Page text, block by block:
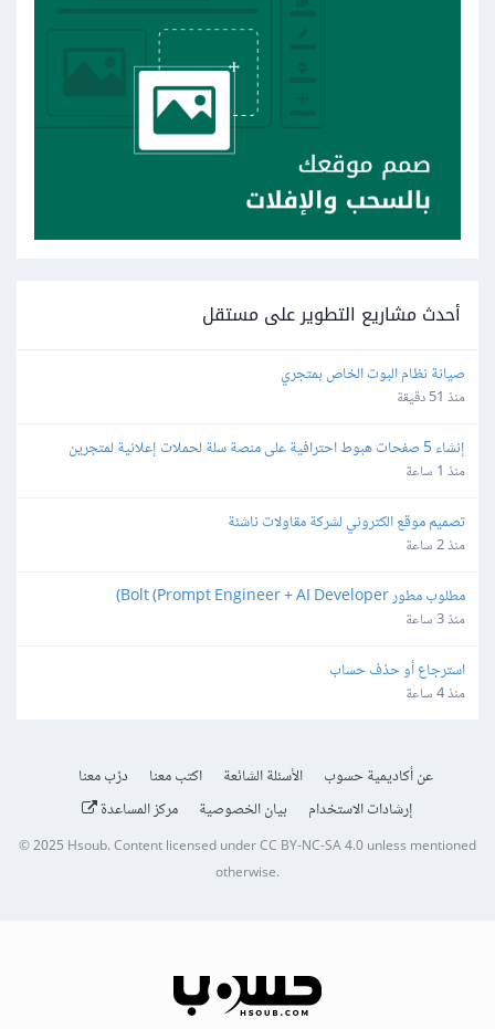
أحدث مشاريع التطوير على مستقل
صيانة نظام البوت الخاص بمتجري
منذ 51 دقيقة
إنشاء 5 صفحات هبوط احترافية على منصة سلة لحملات إعلانية لمتجرين
منذ 1 ساعة
تصميم موقع الكتروني لشركة مقاولات ناشئة
منذ 2 ساعة
مطلوب مطور Bolt (Prompt Engineer + AI Developer)
منذ 3 ساعة
استرجاع أو حذف حساب
منذ 4 ساعة
عن أكاديمية حسوب الأسئلة الشائعة اكتب معنا
درّب معنا
إرشادات الاستخدام
بيان الخصوصية مركز المساعدة
© 2025 Hsoub.Content licensed underCC BY-NC-SA 4.0unless mentioned
otherwise.